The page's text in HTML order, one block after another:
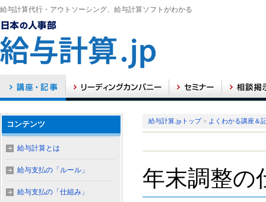
給与計算代行・アウトソーシング、給与計算ソフトがわかる
給与計算.jpトップ> よくわかる講座＆
年末調整の
コンテンツ
給与計算とは
給与支払の「ルール」
給与支払の「仕組み」